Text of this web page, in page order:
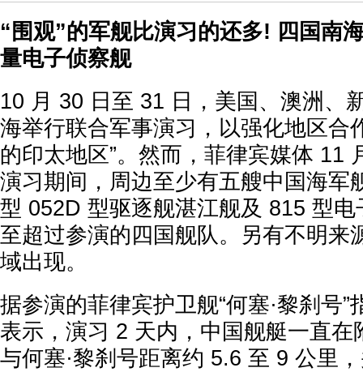
“围观”的军舰比演习的还多! 四国南
量电子侦察舰
10 月 30 日至 31 日，美国、澳洲、
海举行联合军事演习，以强化地区合
的印太地区”。然而，菲律宾媒体 11
演习期间，周边至少有五艘中国海军
型 052D 型驱逐舰湛江舰及 815 型
至超过参演的四国舰队。另有不明来
域出现。
据参演的菲律宾护卫舰“何塞·黎刹号
表示，演习 2 天内，中国舰艇一直在
与何塞·黎刹号距离约 5.6 至 9 公里